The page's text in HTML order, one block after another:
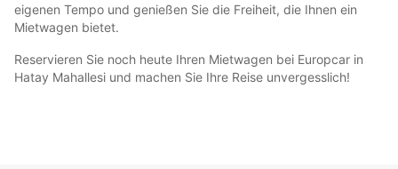
eigenen Tempo und genießen Sie die Freiheit, die Ihnen ein
Mietwagen bietet.
Reservieren Sie noch heute Ihren Mietwagen bei Europcar in
Hatay Mahallesi und machen Sie Ihre Reise unvergesslich!